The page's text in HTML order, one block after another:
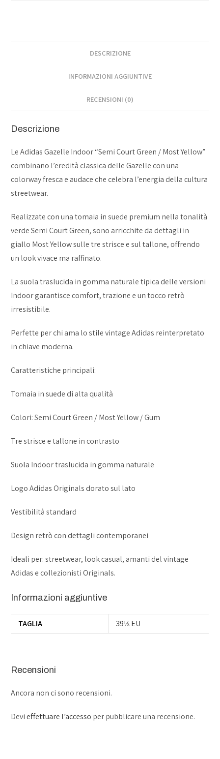
DESCRIZIONE
INFORMAZIONI AGGIUNTIVE
RECENSIONI (0)
Descrizione
Le Adidas Gazelle Indoor “Semi Court Green / Most Yellow”
combinano l’eredità classica delle Gazelle con una
colorway fresca e audace che celebra l’energia della cultura
streetwear.
Realizzate con una tomaia in suede premium nella tonalità
verde Semi Court Green, sono arricchite da dettagli in
giallo Most Yellow sulle tre strisce e sul tallone, offrendo
un look vivace ma raffinato.
La suola traslucida in gomma naturale tipica delle versioni
Indoor garantisce comfort, trazione e un tocco retrò
irresistibile.
Perfette per chi ama lo stile vintage Adidas reinterpretato
in chiave moderna.
Caratteristiche principali:
Tomaia in suede di alta qualità
Colori: Semi Court Green / Most Yellow / Gum
Tre strisce e tallone in contrasto
Suola Indoor traslucida in gomma naturale
Logo Adidas Originals dorato sul lato
Vestibilità standard
Design retrò con dettagli contemporanei
Ideali per: streetwear, look casual, amanti del vintage
Adidas e collezionisti Originals.
Informazioni aggiuntive
TAGLIA 39⅓ EU
Recensioni
Ancora non ci sono recensioni.
Devieffettuare l’accesso per pubblicare una recensione.